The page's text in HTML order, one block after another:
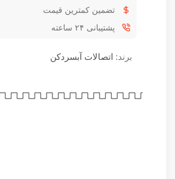
تضمین کمترین قیمت
پشتیبانی ۲۴ ساعته
برند: اتصالات آبسردکن